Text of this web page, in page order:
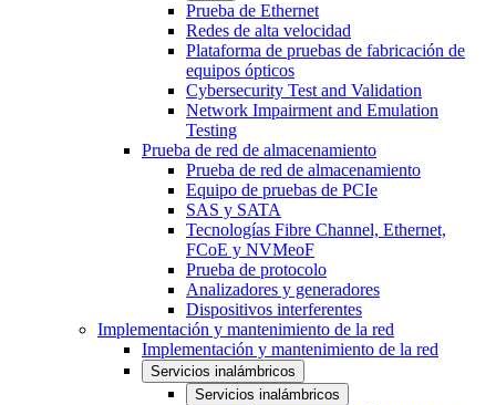
Prueba de Ethernet
Redes de alta velocidad
Plataforma de pruebas de fabricación de
equipos ópticos
Cybersecurity Test and Validation
Network Impairment and Emulation
Testing
Prueba de red de almacenamiento
Prueba de red de almacenamiento
Equipo de pruebas de PCIe
SAS y SATA
Tecnologías Fibre Channel, Ethernet,
FCoE y NVMeoF
Prueba de protocolo
Analizadores y generadores
Dispositivos interferentes
Implementación y mantenimiento de la red
Implementación y mantenimiento de la red
Servicios inalámbricos
Servicios inalámbricos